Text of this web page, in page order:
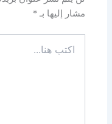
مشار إليها بـ*
هنا...